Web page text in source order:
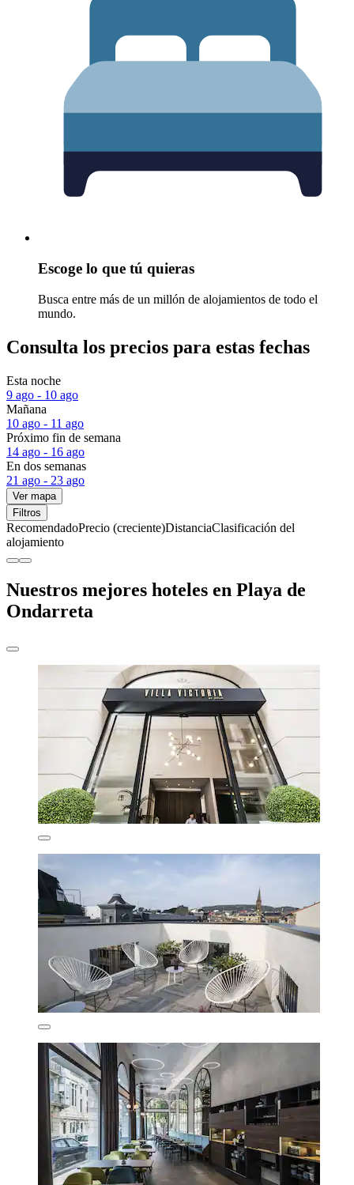
Escoge lo que tú quieras
Busca entre más de un millón de alojamientos de todo el
mundo.
Consulta los precios para estas fechas
Esta noche
9 ago - 10 ago
Mañana
10 ago - 11 ago
Próximo fin de semana
14 ago - 16 ago
En dos semanas
21 ago - 23 ago
Ver mapa
Filtros
RecomendadoPrecio (creciente)DistanciaClasificación del
alojamiento
Nuestros mejores hoteles en Playa de
Ondarreta